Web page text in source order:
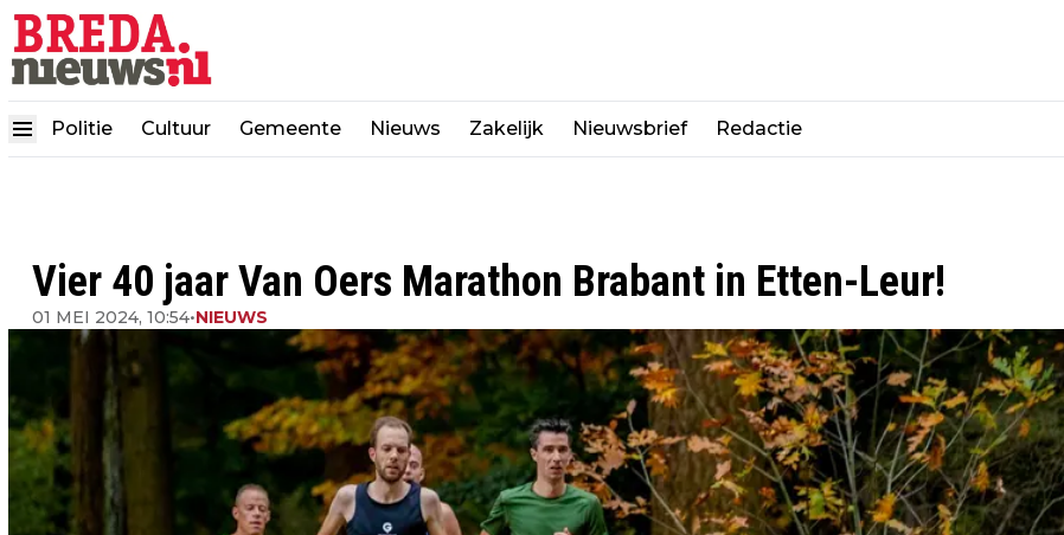
Politie Cultuur Gemeente Nieuws Zakelijk Nieuwsbrief Redactie
Vier 40 jaar Van Oers Marathon Brabant in Etten-Leur!
01 MEI 2024, 10:54•NIEUWS